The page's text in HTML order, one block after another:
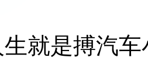
就是搏汽车